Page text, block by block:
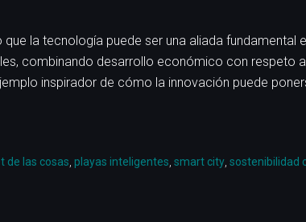
la tecnología puede ser una aliada fundamental
combinando desarrollo económico con respeto
inspirador de cómo la innovación puede
de las cosas playas inteligentes smart city sostenibilidad